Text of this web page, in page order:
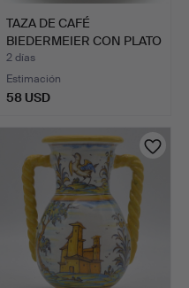
TAZA DE CAFÉ
BIEDERMEIER CON PLATO
- CON I…
2 días
Estimación
58 USD